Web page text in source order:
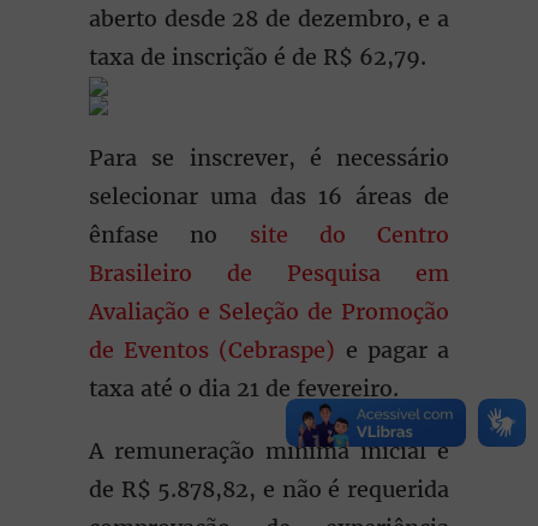
aberto desde 28 de dezembro, e a
taxa de inscrição é de R$ 62,79.
Para se inscrever, é necessário
selecionar uma das 16 áreas de
ênfase no site do Centro
Brasileiro de Pesquisa em
Avaliação e Seleção de Promoção
de Eventos (Cebraspe) e pagar a
taxa até o dia 21 de fevereiro.
A remuneração mínima inicial é
de R$ 5.878,82, e não é requerida